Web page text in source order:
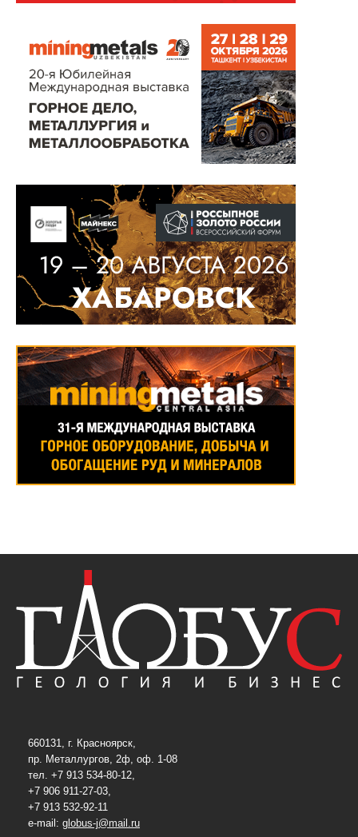
660131, г. Красноярск,
пр. Металлургов, 2ф, оф. 1-08
тел. +7 913 534-80-12,
+7 906 911-27-03,
+7 913 532-92-11
e-mail: globus-j@mail.ru